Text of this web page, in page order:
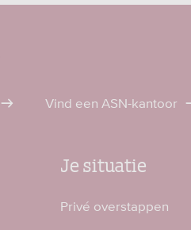
Vind een ASN-kantoor
Je situatie
Privé overstappen